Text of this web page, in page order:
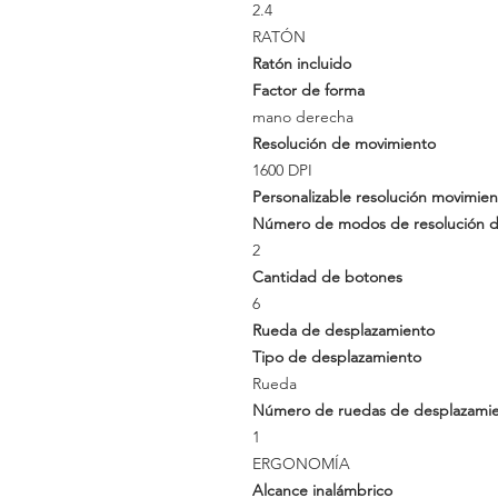
2.4
RATÓN
Ratón incluido
Factor de forma
mano derecha
Resolución de movimiento
1600 DPI
Personalizable resolución
Número de modos de resolución
2
Cantidad de botones
6
Rueda de desplazamiento
Tipo de desplazamiento
Rueda
Número de ruedas de
1
ERGONOMÍA
Alcance inalámbrico